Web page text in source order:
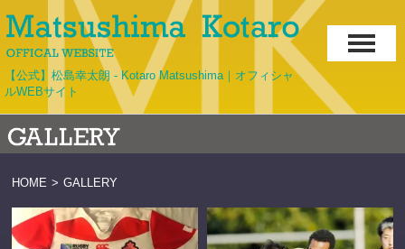
【公式】松島幸太朗 - Kotaro Matsushima｜オフィシャ
ルWEBサイト
HOME > GALLERY